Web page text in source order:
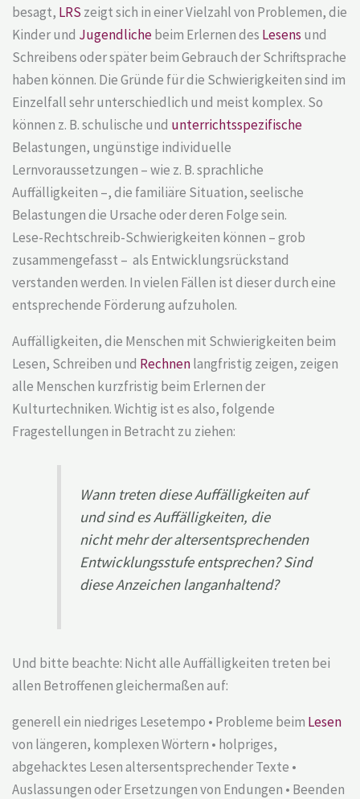
besagt, LRS zeigt sich in einer Vielzahl von Problemen, die
Kinder und Jugendlichebeim Erlernen des Lesens und
Schreibens oder später beim Gebrauch der Schriftsprache
haben können. Die Gründe für die Schwierigkeiten sind im
Einzelfall sehr unterschiedlich und meist komplex. So
können z. B. schulische und unterrichtsspezifische
Belastungen, ungünstige individuelle
Lernvoraussetzungen – wie z. B. sprachliche
Auffälligkeiten –, die familiäre Situation, seelische
Belastungen die Ursache oder deren Folge sein.
Lese-Rechtschreib-Schwierigkeiten können – grob
zusammengefasst – als Entwicklungsrückstand
verstanden werden. In vielen Fällen ist dieser durch eine
entsprechende Förderung aufzuholen.
Auffälligkeiten, die Menschen mit Schwierigkeiten beim
Lesen, Schreiben und Rechnenlangfristig zeigen, zeigen
alle Menschen kurzfristig beim Erlernen der
Kulturtechniken. Wichtig ist es also, folgende
Fragestellungen in Betracht zu ziehen:
Wann treten diese Auffälligkeiten auf
und sind es Auffälligkeiten, die
nicht mehr der altersentsprechenden
Entwicklungsstufe entsprechen? Sind
diese Anzeichen langanhaltend?
Und bitte beachte: Nicht alle Auffälligkeiten treten bei
allen Betroffenen gleichermaßen auf:
generell ein niedriges Lesetempo • Probleme beim Lesen
von längeren, komplexen Wörtern • holpriges,
abgehacktes Lesen altersentsprechender Texte •
Auslassungen oder Ersetzungen von Endungen • Beenden